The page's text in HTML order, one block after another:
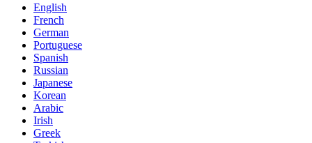
English
French
German
Portuguese
Spanish
Russian
Japanese
Korean
Arabic
Irish
Greek